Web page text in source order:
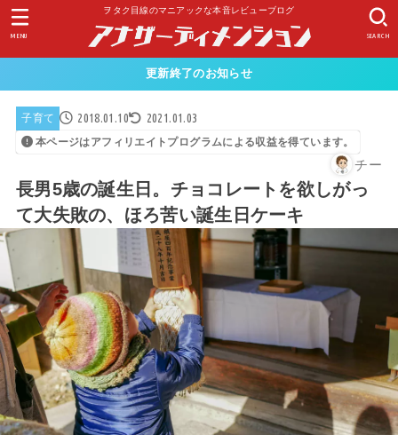
ヲタク目線のマニアックな本音レビューブログ
SEARCH
MENU
更新終了のお知らせ
子育て 2018.01.10 2021.01.03
本ページはアフィリエイトプログラムによる収益を得ています。
チー
長男5歳の誕生日。チョコレートを欲しがっ
て大失敗の、ほろ苦い誕生日ケーキ